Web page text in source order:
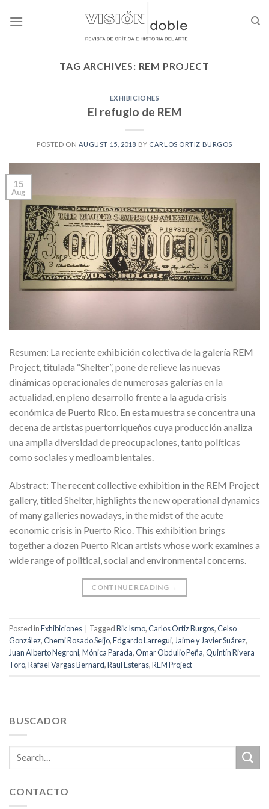
TAG ARCHIVES: REM PROJECT
EXHIBICIONES
El refugio de REM
POSTED ON AUGUST 15, 2018 BY CARLOS ORTIZ BURGOS
15
Aug
Resumen: La reciente exhibición colectiva de la galería REM
Project, titulada “Shelter”, pone de relieve las nuevas
dinámicas operacionales de numerosas galerías en la
actualidad, en pleno desarrollo frente a la aguda crisis
económica de Puerto Rico. En esta muestra se concentra una
decena de artistas puertorriqueños cuya producción analiza
una amplia diversidad de preocupaciones, tanto políticas
como sociales y medioambientales.
Abstract: The recent collective exhibition in the REM Project
gallery, titled Shelter, highlights the new operational dynamics
of many galleries nowadays, in the midst of the acute
economic crisis in Puerto Rico. This exhibition brings
together a dozen Puerto Rican artists whose work examines a
wide range of political, social and environmental concerns.
CONTINUE READING →
Posted inExhibiciones TaggedBik Ismo,Carlos Ortiz Burgos,Celso
González,Chemi Rosado Seijo,Edgardo Larregui,Jaime y Javier Suárez,
Juan Alberto Negroni,Mónica Parada,Omar Obdulio Peña,Quintín Rivera
Toro,Rafael Vargas Bernard,Raul Esteras,REM Project
BUSCADOR
CONTACTO